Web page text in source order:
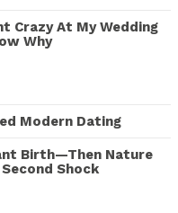
Crazy At My Wedding
Why
Modern Dating
Birth—Then Nature
Shock